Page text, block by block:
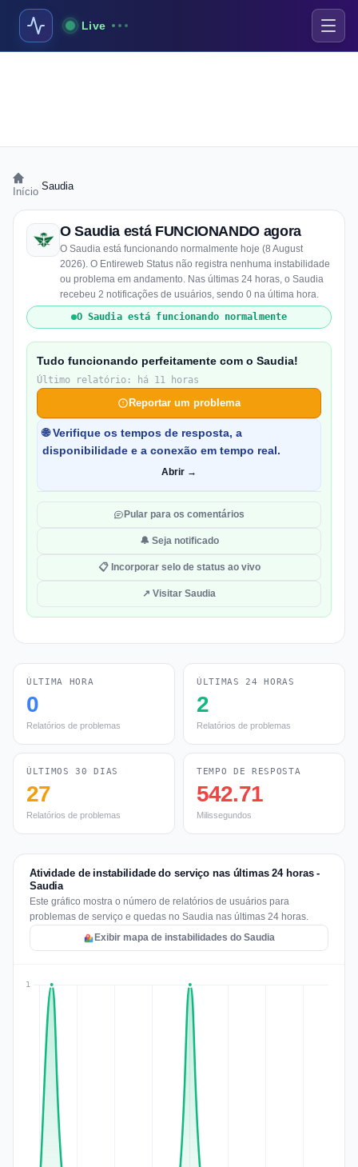
Live
Início Saudia
O Saudia está FUNCIONANDO agora
O Saudia está funcionando normalmente hoje (8 August
2026). O Entireweb Status não registra nenhuma instabilidade
ou problema em andamento. Nas últimas 24 horas, o Saudia
recebeu 2 notificações de usuários, sendo 0 na última hora.
O Saudia está funcionando normalmente
Tudo funcionando perfeitamente com o Saudia!
Último relatório: há 11 horas
Reportar um problema
🌐 Verifique os tempos de resposta, a
disponibilidade e a conexão em tempo real.
Abrir →
Pular para os comentários
🔔 Seja notificado
📋 Incorporar selo de status ao vivo
↗ Visitar Saudia
ÚLTIMA HORA
0
Relatórios de problemas
ÚLTIMAS 24 HORAS
2
Relatórios de problemas
ÚLTIMOS 30 DIAS
27
Relatórios de problemas
TEMPO DE RESPOSTA
542.71
Milissegundos
Atividade de instabilidade do serviço nas últimas 24 horas -
Saudia
Este gráfico mostra o número de relatórios de usuários para
problemas de serviço e quedas no Saudia nas últimas 24 horas.
Exibir mapa de instabilidades do Saudia